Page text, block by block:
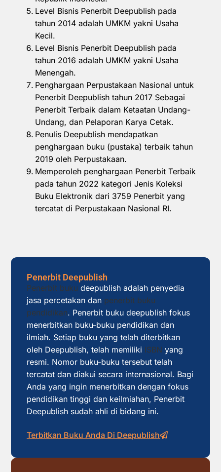
Level Bisnis Penerbit Deepublish pada
tahun 2014 adalah UMKM yakni Usaha
Kecil.
Level Bisnis Penerbit Deepublish pada
tahun 2016 adalah UMKM yakni Usaha
Menengah.
Penghargaan Perpustakaan Nasional untuk
Penerbit Deepublish tahun 2017 Sebagai
Penerbit Terbaik dalam Ketaatan Undang-
Undang, dan Pelaporan Karya Cetak.
Penulis Deepublish mendapatkan
penghargaan buku (pustaka) terbaik tahun
2019 oleh Perpustakaan.
Memperoleh penghargaan Penerbit Terbaik
pada tahun 2022 kategori Jenis Koleksi
Buku Elektronik dari 3759 Penerbit yang
tercatat di Perpustakaan Nasional RI.
Penerbit Deepublish
Penerbit buku deepublish adalah penyedia
jasa percetakan dan penerbit buku
pendidikan. Penerbit buku deepublish fokus
menerbitkan buku-buku pendidikan dan
ilmiah. Setiap buku yang telah diterbitkan
oleh Deepublish, telah memiliki ISBN yang
resmi. Nomor buku-buku tersebut telah
tercatat dan diakui secara internasional. Bagi
Anda yang ingin menerbitkan dengan fokus
pendidikan tinggi dan keilmiahan, Penerbit
Deepublish sudah ahli di bidang ini.
Terbitkan Buku Anda Di Deepublish